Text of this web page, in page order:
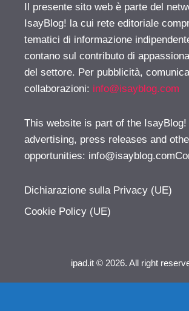
Il presente sito web è parte del
IsayBlog! la cui rete editoriale
tematici di informazione
contano sul contributo di
del settore. Per pubblicità,
collaborazioni: info@isayblog.com
This website is part of the
advertising, press releases and
opportunities:
Dichiarazione sulla Privacy (UE)
Cookie Policy (UE)
ipad.it © 2026. All right